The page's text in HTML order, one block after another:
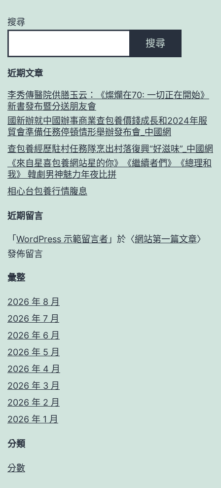
搜尋
搜尋
近期文章
李秀傳醫院供膳玉云：《燦爛在70: 一切正在開始》
新書發布暨分送朋友會
國新辦就中國辦事商業查包養價錢成長和2024年服
貿會準備任務停頓情形舉辦發布會_中國網
查包養經歷駐村任務隊烹出村落復興“好滋味”_中國網
《來自星喜包養網站星的你》《繼續者們》《總理和
我》 韓劇男神魅力年夜比拼
相心台包養行情腹息
近期留言
「 WordPress 示範留言者 」於〈網站第一篇文章〉
發佈留言
彙整
2026 年 8 月
2026 年 7 月
2026 年 6 月
2026 年 5 月
2026 年 4 月
2026 年 3 月
2026 年 2 月
2026 年 1 月
分類
分數